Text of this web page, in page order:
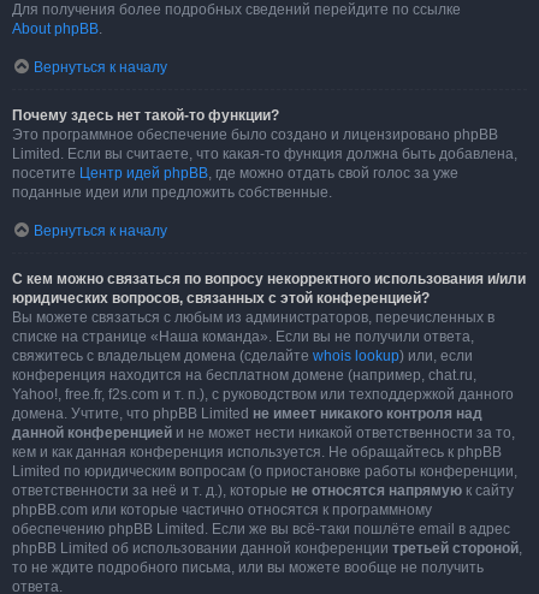
Для получения более подробных сведений перейдите по ссылке
About phpBB.
Вернуться к началу
Почему здесь нет такой-то функции?
Это программное обеспечение было создано и лицензировано phpBB
Limited. Если вы считаете, что какая-то функция должна быть добавлена,
посетите Центр идей phpBB, где можно отдать свой голос за уже
поданные идеи или предложить собственные.
Вернуться к началу
С кем можно связаться по вопросу некорректного использования и/или
юридических вопросов, связанных с этой конференцией?
Вы можете связаться с любым из администраторов, перечисленных в
списке на странице «Наша команда». Если вы не получили ответа,
свяжитесь с владельцем домена (сделайте whois lookup) или, если
конференция находится на бесплатном домене (например, chat.ru,
Yahoo!, free.fr, f2s.com и т. п.), с руководством или техподдержкой данного
домена. Учтите, что phpBB Limited не имеет никакого контроля над
данной конференцией и не может нести никакой ответственности за то,
кем и как данная конференция используется. Не обращайтесь к phpBB
Limited по юридическим вопросам (о приостановке работы конференции,
ответственности за неё и т. д.), которые не относятся напрямую к сайту
phpBB.com или которые частично относятся к программному
обеспечению phpBB Limited. Если же вы всё-таки пошлёте email в адрес
phpBB Limited об использовании данной конференции третьей стороной,
то не ждите подробного письма, или вы можете вообще не получить
ответа.